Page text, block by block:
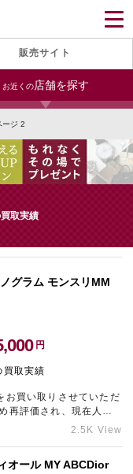
販売サイト
お近くの店舗を探す
定
～19:00）
込む
けします
新宿東口店
LAB大阪
込む
けします
ージ 2
取実績
グラム モンスリMM
円
取実績
お買い取りさせていただ
再評価され、現在人気
インと使い勝手の良さ
2.5K View
オール MY ABCDior